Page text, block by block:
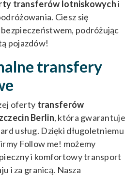
transferów lotniskowychi
Ciesz się
podróżując
pojazdów!
transfery
oferty transferów
Berlin, która gwarantuje
usług. Dzięki długoletniemu
Follow me! możemy
i komfortowy transport
i za granicą. Nasza